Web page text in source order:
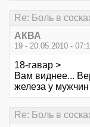
Re: Боль в
АКВА
19 - 20.05.2010 -
18-гавар >
Вам виднее...
железа у
Re: Боль в